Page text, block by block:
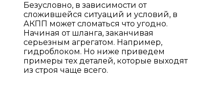
Безусловно, в зависимости от
сложившейся ситуаций и условий, в
АКПП может сломаться что угодно.
Начиная от шланга, заканчивая
серьезным агрегатом. Например,
гидроблоком. Но ниже приведем
примеры тех деталей, которые выходят
из строя чаще всего.